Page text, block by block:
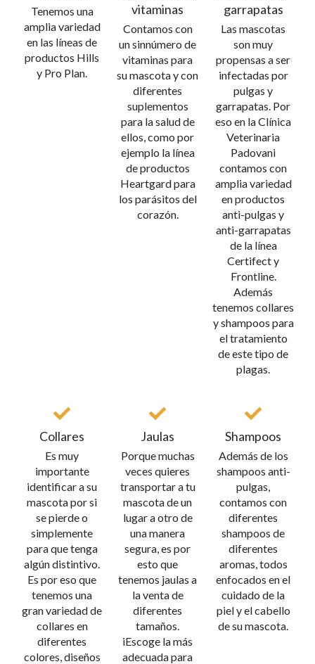
Tenemos una
amplia variedad
en las líneas de
productos Hills
y Pro Plan.
vitaminas
Contamos con
un sinnúmero de
vitaminas para
su mascota y con
diferentes
suplementos
para la salud de
ellos, como por
ejemplo la línea
de productos
Heartgard para
los parásitos del
corazón.
garrapatas
Las mascotas
son muy
propensas a ser
infectadas por
pulgas y
garrapatas. Por
eso en la Clínica
Veterinaria
Padovani
contamos con
amplia variedad
en productos
anti-pulgas y
anti-garrapatas
de la línea
Certifect y
Frontline.
Además
tenemos collares
y shampoos para
el tratamiento
de este tipo de
plagas.
Collares
Es muy
importante
identificar a su
mascota por si
se pierde o
simplemente
para que tenga
algún distintivo.
Es por eso que
tenemos una
gran variedad de
collares en
diferentes
colores, diseños
Jaulas
Porque muchas
veces quieres
transportar a tu
mascota de un
lugar a otro de
una manera
segura, es por
esto que
tenemos jaulas a
la venta de
diferentes
tamaños.
iEscoge la más
adecuada para
Shampoos
Además de los
shampoos anti-
pulgas,
contamos con
diferentes
shampoos de
diferentes
aromas, todos
enfocados en el
cuidado de la
piel y el cabello
de su mascota.